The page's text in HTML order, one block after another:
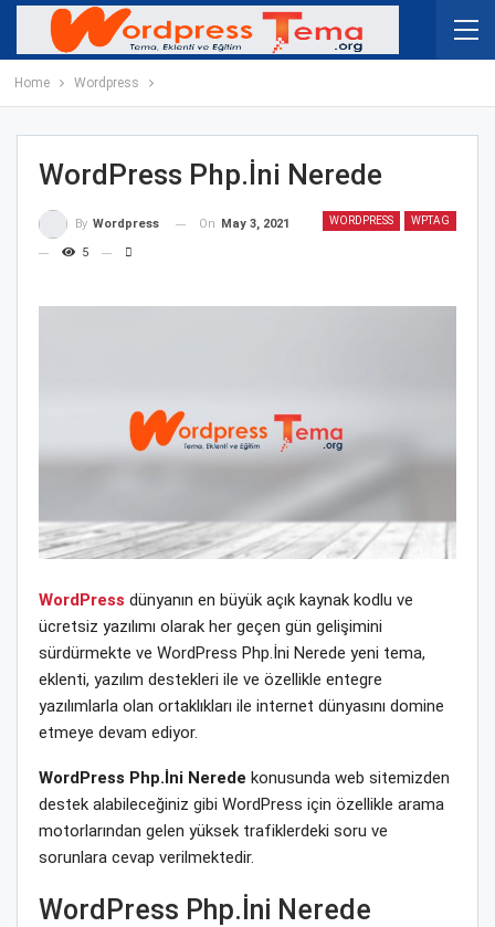
Home Wordpress
WordPress Php.İni Nerede
WORDPRESS WPTAG
By Wordpress On May 3, 2021
5
WordPress dünyanın en büyük açık kaynak kodlu ve
ücretsiz yazılımı olarak her geçen gün gelişimini
sürdürmekte ve WordPress Php.İni Nerede yeni tema,
eklenti, yazılım destekleri ile ve özellikle entegre
yazılımlarla olan ortaklıkları ile internet dünyasını domine
etmeye devam ediyor.
WordPress Php.İni Nerede konusunda web sitemizden
destek alabileceğiniz gibi WordPress için özellikle arama
motorlarından gelen yüksek trafiklerdeki soru ve
sorunlara cevap verilmektedir.
WordPress Php.İni Nerede